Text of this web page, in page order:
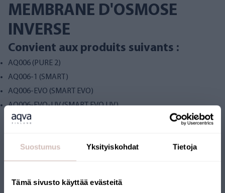
Suostumus Yksityiskohdat Tietoja
Tämä sivusto käyttää evästeitä
MEMBRANE D'OSMOSE
INVERSE
Convient aux produits suivants :
AQ006 (PURE 2)
AQ006-1 (SMART)
AQ006-EVO (SMART EVO)
AQ006-EVO-UV(SMART EVO UV)
messages.reviews